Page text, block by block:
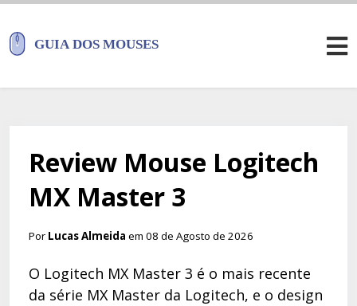
Review Mouse Logitech
MX Master 3
Por Lucas Almeida em 08 de Agosto de 2026
O Logitech MX Master 3 é o mais recente
da série MX Master da Logitech, e o design